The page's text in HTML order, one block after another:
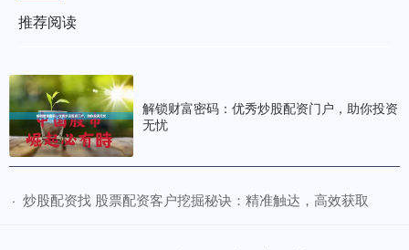
推荐阅读
解锁财富密码：优秀炒股配资门户，助你投资
无忧
· ​炒股配资找 股票配资客户挖掘秘诀：精准触达，高效获取